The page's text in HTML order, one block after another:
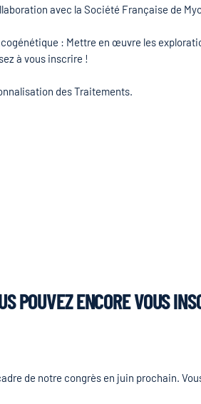
avec la Société Française de
: Mettre en œuvre les
à vous inscrire !
des Traitements.
POUVEZ ENCORE VOUS
de notre congrès en juin prochain.